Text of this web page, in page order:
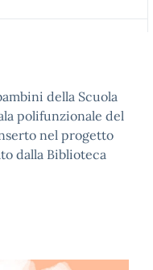
della Scuola
polifunzionale del
nel progetto
dalla Biblioteca